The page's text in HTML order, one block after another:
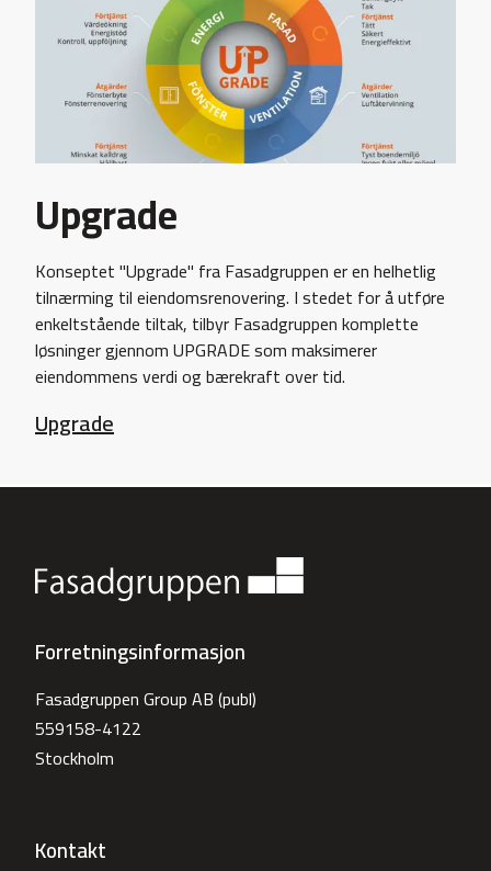
Upgrade
Konseptet "Upgrade" fra Fasadgruppen er en helhetlig
tilnærming til eiendomsrenovering. I stedet for å utføre
enkeltstående tiltak, tilbyr Fasadgruppen komplette
løsninger gjennom UPGRADE som maksimerer
eiendommens verdi og bærekraft over tid.
Upgrade
Forretningsinformasjon
Fasadgruppen Group AB (publ)
559158-4122
Stockholm
Kontakt